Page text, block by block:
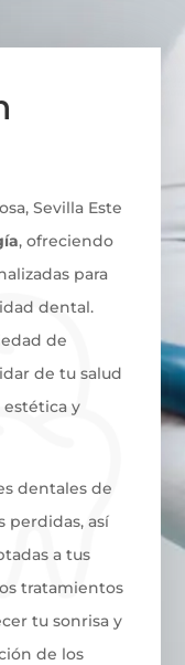
Sevilla Este
, ofreciendo
para
dental.
de
de tu salud
estética y
dentales de
perdidas, así
a tus
tratamientos
tu sonrisa y
de los